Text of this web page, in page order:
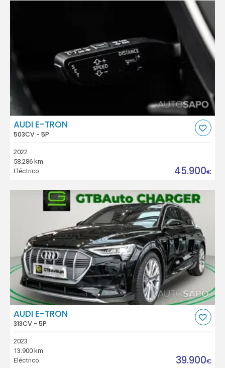
AUDI E-TRON
503CV - 5P
2022
58.286 km
Eléctrico
45.900€
AUDI E-TRON
313CV - 5P
2023
13.900 km
Eléctrico
39.900€